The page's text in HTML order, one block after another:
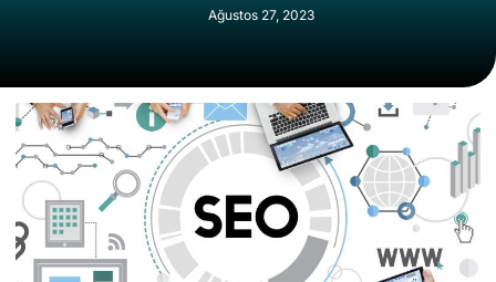
Ağustos 27, 2023